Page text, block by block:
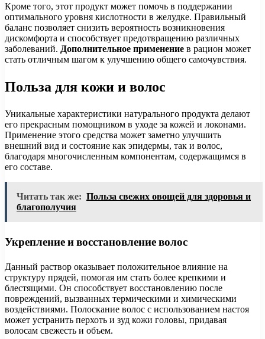
Кроме того, этот продукт может помочь в поддержании
оптимального уровня кислотности в желудке. Правильный
баланс позволяет снизить вероятность возникновения
дискомфорта и способствует предотвращению различных
заболеваний. Дополнительное применение в рацион может
стать отличным шагом к улучшению общего самочувствия.
Польза для кожи и волос
Уникальные характеристики натурального продукта делают
его прекрасным помощником в уходе за кожей и локонами.
Применение этого средства может заметно улучшить
внешний вид и состояние как эпидермы, так и волос,
благодаря многочисленным компонентам, содержащимся в
его составе.
Читать так же: Польза свежих овощей для здоровья и
благополучия
Укрепление и восстановление волос
Данный раствор оказывает положительное влияние на
структуру прядей, помогая им стать более крепкими и
блестящими. Он способствует восстановлению после
повреждений, вызванных термическими и химическими
воздействиями. Полоскание волос с использованием настоя
может устранить перхоть и зуд кожи головы, придавая
волосам свежесть и объем.